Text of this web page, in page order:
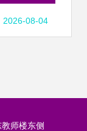
一，国内
2026-08-04
师楼东侧